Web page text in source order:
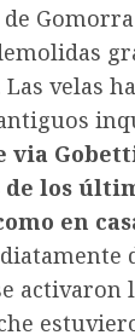
Las velas
via
los
en
activaron